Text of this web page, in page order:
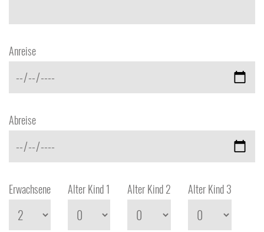
Anreise
Abreise
Erwachsene Alter Kind 1 Alter Kind 2 Alter Kind 3